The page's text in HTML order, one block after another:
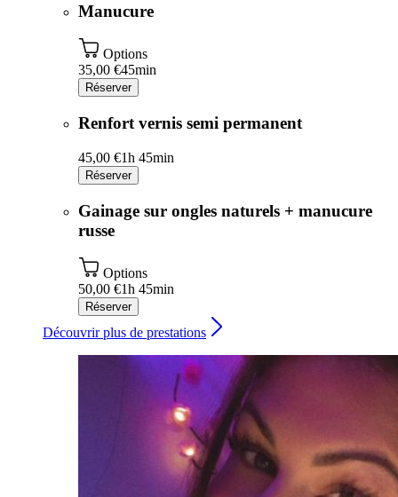
Manucure
Options
35,00 €45min
Réserver
Renfort vernis semi permanent
45,00 €1h 45min
Réserver
Gainage sur ongles naturels + manucure
russe
Options
50,00 €1h 45min
Réserver
Découvrir plus de prestations